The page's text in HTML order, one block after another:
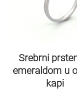
Srebrni
emeraldom u
kapi